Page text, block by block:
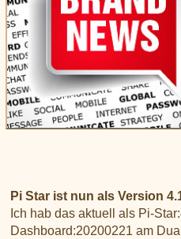
Liste aller Rubiken im
BrandMeister Hose Line
CSS Tool (color party!)
DMR ID
YSFReflectors
Xreflector
IPSC2 Hotspot
deutsche Räume im
XLX031
Download
Pi Star ist nun als Version
Ich hab das aktuell als Pi-
Dashboard:20200221 am